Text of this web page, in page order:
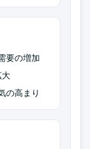
要の増加
大
の高まり